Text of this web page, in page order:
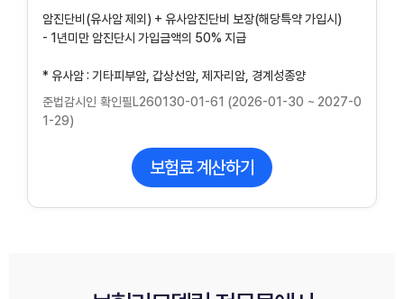
암진단비(유사암 제외) + 유사암진단비 보장(해당특약 가입시)
- 1년미만 암진단시 가입금액의 50% 지급
* 유사암 : 기타피부암, 갑상선암, 제자리암, 경계성종양
준법감시인 확인필L260130-01-61 (2026-01-30 ~ 2027-0
1-29)
보험료 계산하기